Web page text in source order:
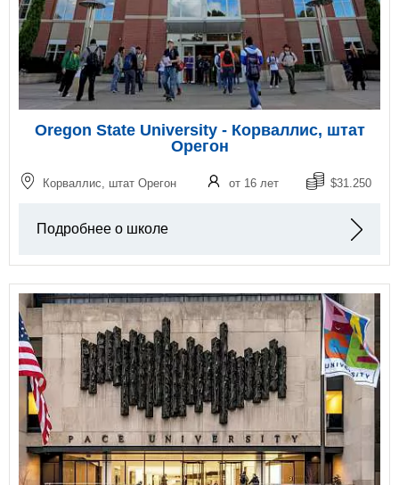
Oregon State University - Корваллис, штат
Орегон
Корваллис, штат Орегон от 16 лет $31.250
Подробнее о школе